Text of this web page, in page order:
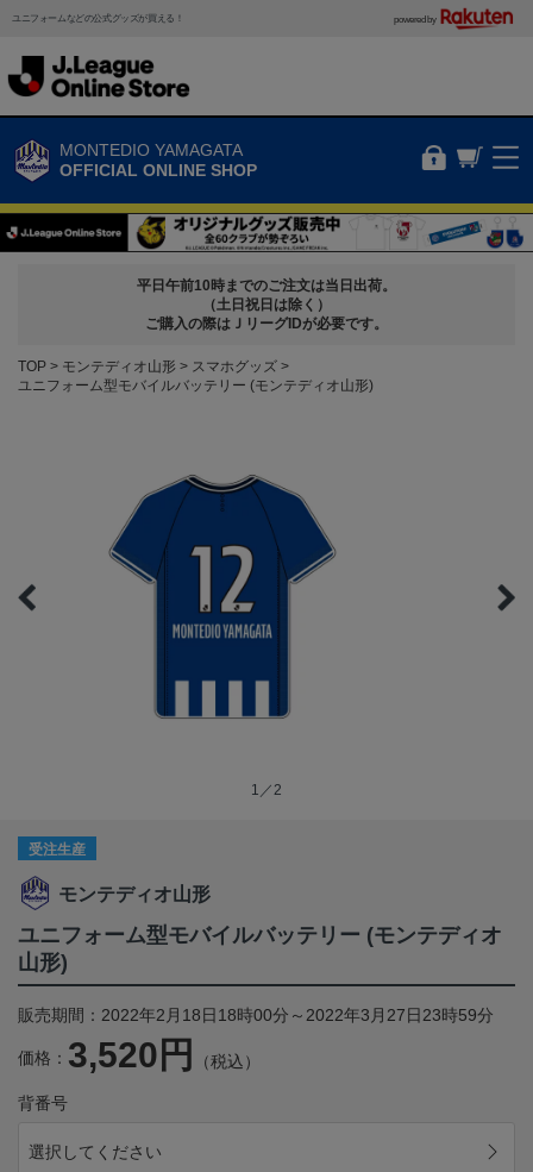
ユニフォームなどの公式グッズが買える！ powered by
MONTEDIO YAMAGATA
OFFICIAL ONLINE SHOP
平日午前10時までのご注文は当日出荷。
（土日祝日は除く）
ご購入の際はＪリーグIDが必要です。
TOP モンテディオ山形
スマホグッズ
ユニフォーム型モバイルバッテリー (モンテディオ山形)
1／2
受注生産
モンテディオ山形
ユニフォーム型モバイルバッテリー (モンテディオ
山形)
販売期間：2022年2月18日18時00分～2022年3月27日23時59分
価格： 3,520円 （税込）
背番号
選択してください